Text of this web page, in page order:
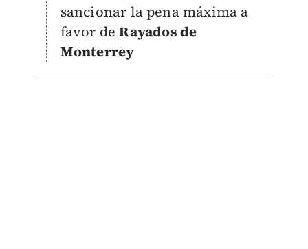
sancionar la pena máxima a
favor deRayados de
Monterrey